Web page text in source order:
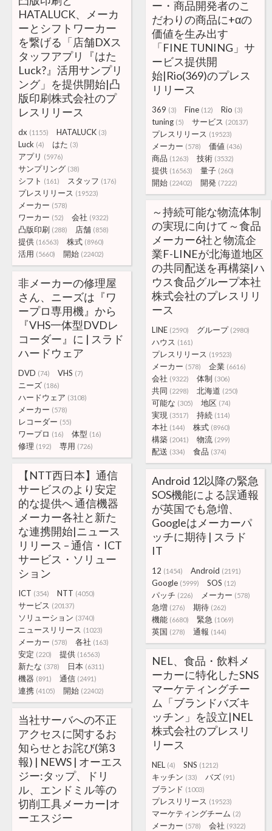
ー・商品開発者のこ
だわりの商品に+αの
価値を生み出す
「FINE TUNING」サ
ービス提供開
始|Rio(369)のプレス
リリース
369 (3) Fine (12) Rio (3)
tuning (5) サービス (20137)
プレスリリース (19523)
メーカー (578) 価値 (436)
商品 (1263) 技術 (3532)
提供 (16563) 量子 (260)
開始 (22402) 開発 (7222)
HATALUCK、メーカ
ーとシフトワーカー
を繋げる「店舗DXス
タッフアプリ『はた
Luck?』活用サンプリ
ング」を提供開始|凸
版印刷株式会社のプ
レスリリース
dx (1155) HATALUCK (3)
Luck (4) はた (3)
アプリ (5976)
サンプリング (38)
シフト (161) スタッフ (176)
プレスリリース (19523)
メーカー (578)
ワーカー (52) 会社 (9322)
凸版印刷 (288) 店舗 (858)
提供 (16563) 株式 (8960)
活用 (5660) 開始 (22402)
～持続可能な物流体制
の実現に向けて～食品
メーカー6社と物流企
業F-LINEが北海道地区
の共同配送を再構築|ハ
ウス食品グループ本社
株式会社のプレスリリ
ース
LINE (2590) グループ (2980)
ハウス (161)
プレスリリース (19523)
メーカー (578) 企業 (6616)
会社 (9322) 体制 (306)
共同 (2298) 北海道 (250)
可能な (305) 地区 (74)
実現 (3517) 持続 (114)
本社 (144) 株式 (8960)
構築 (2041) 物流 (299)
配送 (334) 食品 (374)
非メーカーの修理屋
さん、ニーズは『ワ
ープロ専用機』から
『VHS一体型DVDレ
コーダー』に | スラド
ハードウェア
DVD (74) VHS (7)
ニーズ (186)
ハードウェア (3108)
メーカー (578)
レコーダー (55)
ワープロ (16) 体型 (16)
修理 (192) 専用 (726)
【NTT西日本】通信
サービスのより安定
的な提供へ 通信機器
メーカー各社と新た
な連携開始|ニュース
リリース – 通信・ICT
サービス・ソリュー
ション
ICT (354) NTT (4050)
サービス (20137)
ソリューション (3740)
ニュースリリース (1023)
メーカー (578) 各社 (163)
安定 (220) 提供 (16563)
新たな (378) 日本 (6311)
機器 (891) 通信 (2491)
連携 (4105) 開始 (22402)
Android 12以降の緊急
SOS機能による誤通報
が英国でも急増、
Googleはメーカーパ
ッチに期待 | スラド
IT
12 (1454) Android (2191)
Google (5999) SOS (12)
パッチ (226) メーカー (578)
急増 (276) 期待 (262)
機能 (6680) 緊急 (1069)
英国 (278) 通報 (144)
NEL、食品・飲料メ
ーカーに特化したSNS
マーケティングチー
ム「ブランドバズキ
ッチン」を設立|NEL
株式会社のプレスリ
リース
NEL (4) SNS (1212)
キッチン (33) バズ (91)
ブランド (1003)
プレスリリース (19523)
マーケティングチーム (2)
メーカー (578) 会社 (9322)
当社サーバへの不正
アクセスに関するお
知らせとお詫び(第3
報) | NEWS | オーエス
ジー:タップ、ドリ
ル、エンドミル等の
切削工具メーカー|オ
ーエスジー